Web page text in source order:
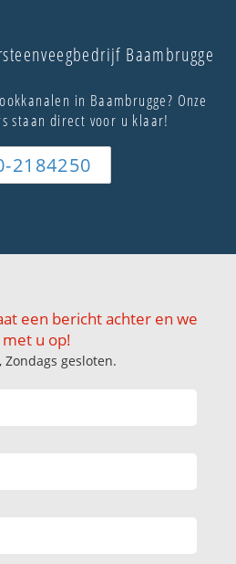
Baambrugge
in Baambrugge? Onze
staan direct voor u klaar!
2184250
een bericht achter en we
u op!
Zondags gesloten.